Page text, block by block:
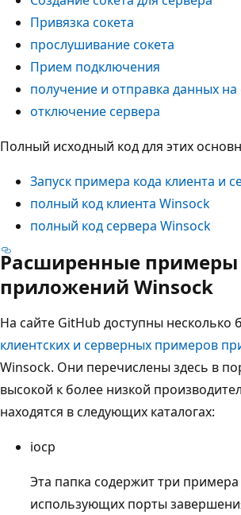
Привязка сокета
прослушивание сокета
Прием подключения
получение и отправка данных на
отключение сервера
Полный исходный код для этих
Запуск примера кода клиента и
полный код клиента Winsock
полный код сервера Winsock
Расширенные примеры
приложений Winsock
На сайте GitHub доступны несколько
клиентских и серверных примеров
Winsock. Они перечислены здесь в
высокой к более низкой
находятся в следующих каталогах:
iocp
Эта папка содержит три
использующих порты